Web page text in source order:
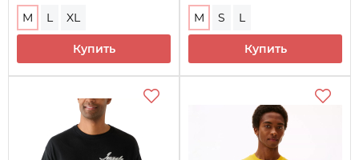
M L XL
Купить
S
M L
Купить